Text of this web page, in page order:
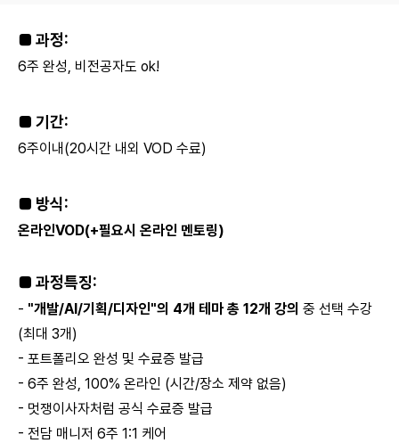
■ 과정:
6주 완성, 비전공자도 ok!
■ 기간:
6주이내(20시간 내외 VOD 수료)
■ 방식:
온라인VOD(+필요시 온라인 멘토링)
■ 과정특징:
- "개발/AI/기획/디자인"의 4개 테마 총 12개 강의 중 선택 수강
(최대 3개)
- 포트폴리오 완성 및 수료증 발급
- 6주 완성, 100% 온라인 (시간/장소 제약 없음)
- 멋쟁이사자처럼 공식 수료증 발급
- 전담 매니저 6주 1:1 케어